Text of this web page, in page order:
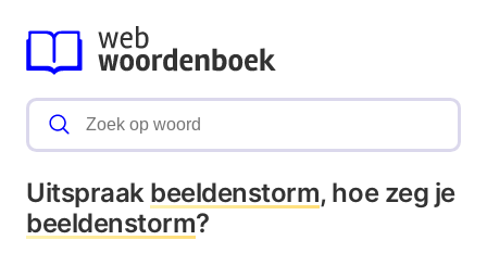
Uitspraak beeldenstorm, hoe zeg je
beeldenstorm?